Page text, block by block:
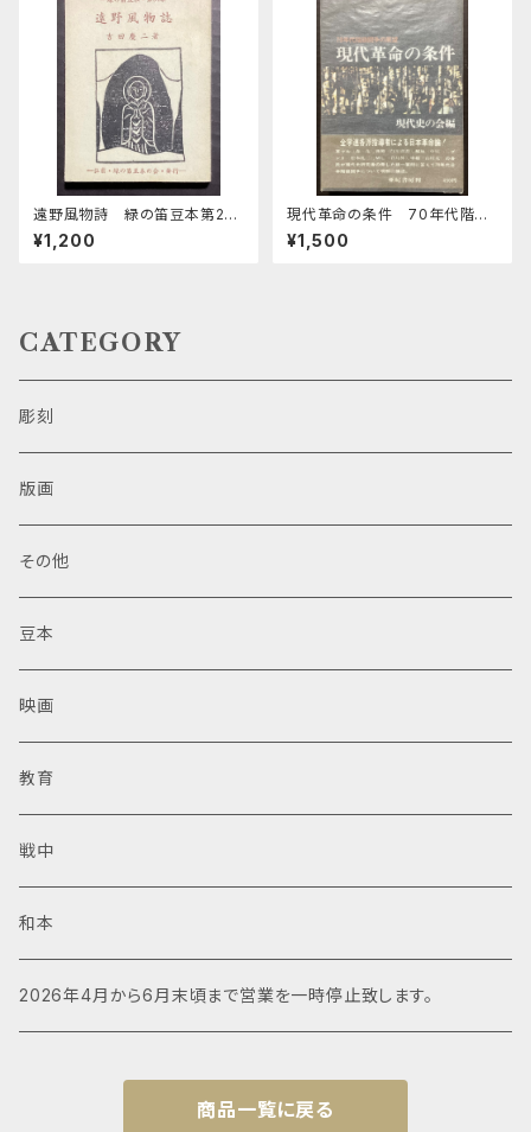
遠野風物詩 緑の笛豆本第24
期94集
¥1,200
現代革命の条件 70年代階級
闘争の展望
¥1,500
CATEGORY
彫刻
版画
その他
豆本
映画
教育
戦中
和本
2026年4月から6月末頃まで営業を一時停止致します。
商品一覧に戻る